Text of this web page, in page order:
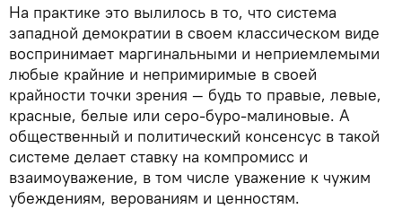
На практике это вылилось в то, что система
западной демократии в своем классическом виде
воспринимает маргинальными и неприемлемыми
любые крайние и непримиримые в своей
крайности точки зрения — будь то правые, левые,
красные, белые или серо-буро-малиновые. А
общественный и политический консенсус в такой
системе делает ставку на компромисс и
взаимоуважение, в том числе уважение к чужим
убеждениям, верованиям и ценностям.